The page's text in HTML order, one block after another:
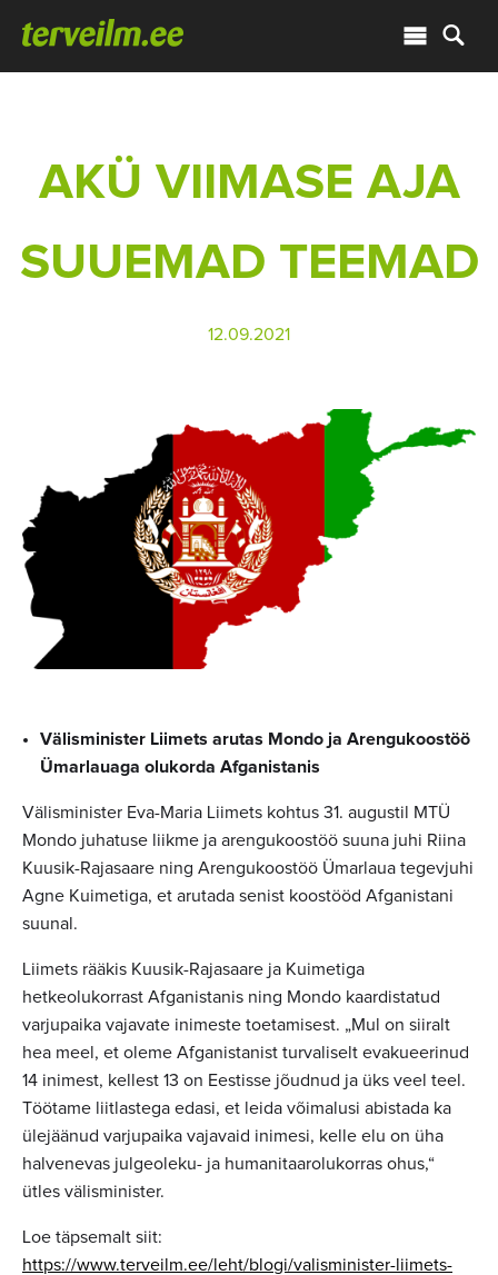
AKÜ VIIMASE AJA
SUUEMAD TEEMAD
12.09.2021
Välisminister Liimets arutas Mondo ja Arengukoostöö
Ümarlauaga olukorda Afganistanis
Välisminister Eva-Maria Liimets kohtus 31. augustil MTÜ
Mondo juhatuse liikme ja arengukoostöö suuna juhi Riina
Kuusik-Rajasaare ning Arengukoostöö Ümarlaua tegevjuhi
Agne Kuimetiga, et arutada senist koostööd Afganistani
suunal.
Liimets rääkis Kuusik-Rajasaare ja Kuimetiga
hetkeolukorrast Afganistanis ning Mondo kaardistatud
varjupaika vajavate inimeste toetamisest. „Mul on siiralt
hea meel, et oleme Afganistanist turvaliselt evakueerinud
14 inimest, kellest 13 on Eestisse jõudnud ja üks veel teel.
Töötame liitlastega edasi, et leida võimalusi abistada ka
ülejäänud varjupaika vajavaid inimesi, kelle elu on üha
halvenevas julgeoleku- ja humanitaarolukorras ohus,“
ütles välisminister.
Loe täpsemalt siit:
https://www.terveilm.ee/leht/blogi/valisminister-liimets-